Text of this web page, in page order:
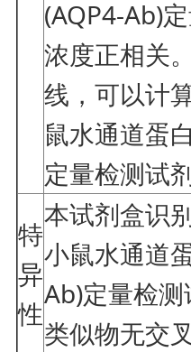
(AQP4-Ab)
浓度正相关
线，可以计
鼠水通道蛋
定量检测试
特
异
性
本试剂盒识
小鼠水通道
Ab)定量检
类似物无交叉